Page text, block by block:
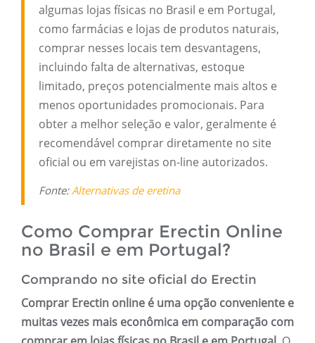
algumas lojas físicas no Brasil e em Portugal,
como farmácias e lojas de produtos naturais,
comprar nesses locais tem desvantagens,
incluindo falta de alternativas, estoque
limitado, preços potencialmente mais altos e
menos oportunidades promocionais. Para
obter a melhor seleção e valor, geralmente é
recomendável comprar diretamente no site
oficial ou em varejistas on-line autorizados.
Fonte:Alternativas de eretina
Como Comprar Erectin Online
no Brasil e em Portugal?
Comprando no site oficial do Erectin
Comprar Erectin online é uma opção conveniente e
muitas vezes mais econômica em comparação com